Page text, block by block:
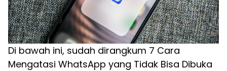
Di bawah ini, sudah dirangkum 7 Cara
Mengatasi WhatsApp yang Tidak Bisa Dibuka